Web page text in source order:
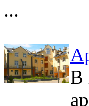
...
В